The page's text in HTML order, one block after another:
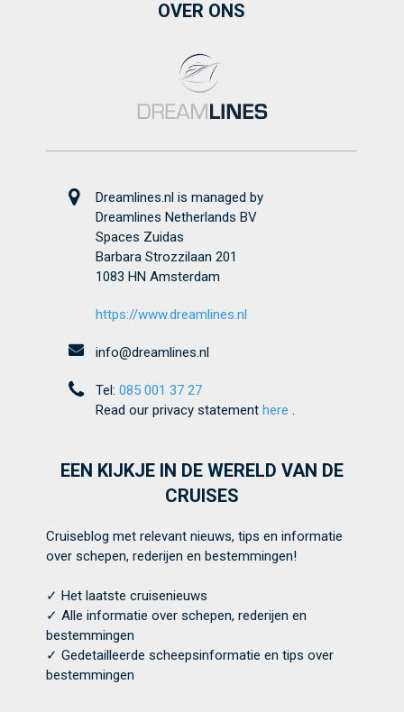
OVER ONS
Dreamlines.nl is managed by
Dreamlines Netherlands BV
Spaces Zuidas
Barbara Strozzilaan 201
1083 HN Amsterdam
https://www.dreamlines.nl
info@dreamlines.nl
Tel:085 001 37 27
Read our privacy statement here .
EEN KIJKJE IN DE WERELD VAN DE
CRUISES
Cruiseblog met relevant nieuws, tips en informatie
over schepen, rederijen en bestemmingen!
✓ Het laatste cruisenieuws
✓ Alle informatie over schepen, rederijen en
bestemmingen
✓ Gedetailleerde scheepsinformatie en tips over
bestemmingen